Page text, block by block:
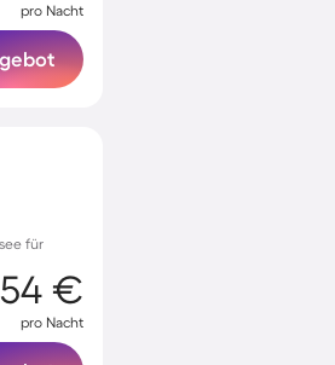
pro Nacht
für
54 €
pro Nacht